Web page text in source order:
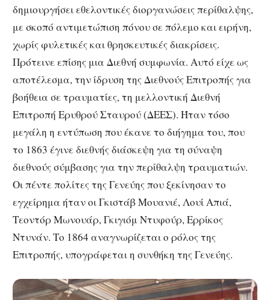
δημιουργήσει εθελοντικές διοργανώσεις περίθαλψης,
με σκοπό αντιμετώπιση πόνου σε πόλεμο και ειρήνη,
χωρίς φυλετικές και θρησκευτικές διακρίσεις.
Πρότεινε επίσης μια Διεθνή συμφωνία. Αυτό είχε ως
αποτέλεσμα, την ίδρυση της Διεθνούς Επιτροπής για
βοήθεια σε τραυματίες, τη μελλοντική Διεθνή
Επιτροπή Ερυθρού Σταυρού (ΔΕΕΣ). Ήταν τόσο
μεγάλη η εντύπωση που έκανε το διήγημα του, που
το 1863 έγινε διεθνής διάσκεψη για τη σύναψη
διεθνούς σύμβασης για την περίθαλψη τραυματιών.
Οι πέντε πολίτες της Γενεύης που ξεκίνησαν το
εγχείρημα ήταν οι Γκιστάβ Μουανιέ, Λουί Απιά,
Τεοντόρ Μωνουάρ, Γκιγιόμ Ντυφούρ, Ερρίκος
Ντυνάν. Το 1864 αναγνωρίζεται ο ρόλος της
Επιτροπής, υπογράφεται η συνθήκη της Γενεύης.